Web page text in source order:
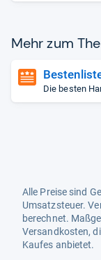
Mehr zum
Die besten
Alle Preise sind
Umsatzsteuer.
berechnet.
Versandkosten,
Kaufes anbietet.